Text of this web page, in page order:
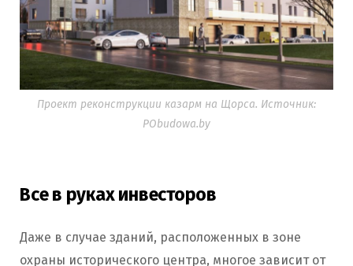
Проект реконструкции казарм на Щорса. Источник:
PObudowa.by
Все в руках инвесторов
Даже в случае зданий, расположенных в зоне
охраны исторического центра, многое зависит от